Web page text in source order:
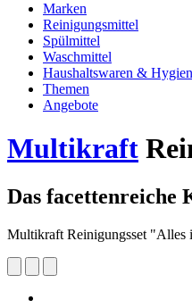
Marken
Reinigungsmittel
Spülmittel
Waschmittel
Haushaltswaren &
Themen
Angebote
Multikraft
Das facettenreiche
Multikraft Reinigungsset "Alles